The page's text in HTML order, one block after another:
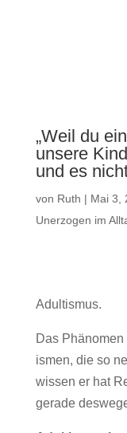
„Weil du
unsere
und es
von Ruth | Mai 3,
Unerzogen im
Adultismus.
Das
ismen, die so
wissen er hat
gerade